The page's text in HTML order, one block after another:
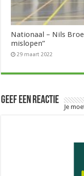
Nationaal – Nils
mislopen”
29 maart 2022
Geef een reactie
Je